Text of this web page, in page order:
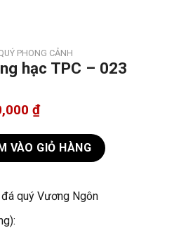
PHONG CẢNH
hạc TPC – 023
₫
- 023 số lượng
VÀO GIỎ HÀNG
đá quý Vương Ngôn